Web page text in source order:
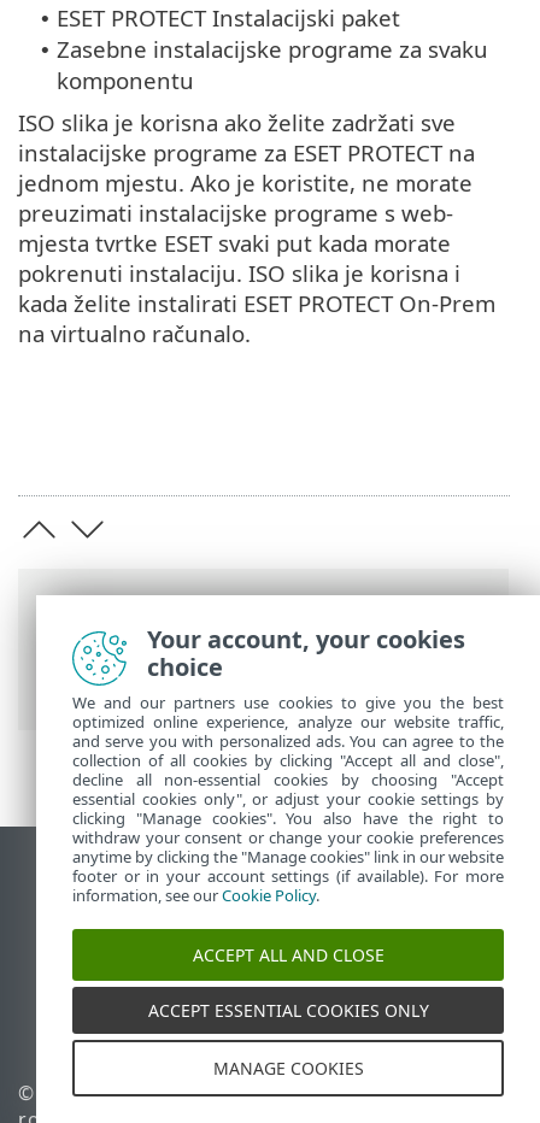
ESET-ova online pomoć > ESET PROTECT
On-Prem
Instaliraj > ISO slika
• ESET PROTECT Instalacijski paket
• Zasebne instalacijske programe za svaku
komponentu
ISO slika je korisna ako želite zadržati sve
instalacijske programe za ESET PROTECT na
jednom mjestu. Ako je koristite, ne morate
preuzimati instalacijske programe s web-
mjesta tvrtke ESET svaki put kada morate
pokrenuti instalaciju. ISO slika je korisna i
kada želite instalirati ESET PROTECT On-Prem
na virtualno računalo.
Prikaži stranicu za radnu površinu
End of Life
ESET-ova baza znanja
ESET Status Portal
Regionalna podrška
© 1992 - 2026 ESET, spol. s
Upravljanje kolačićima
Your account, your cookies
choice
We and our partners use cookies to give you the best
optimized online experience, analyze our website traffic,
and serve you with personalized ads. You can agree to the
collection of all cookies by clicking "Accept all and close",
decline all non-essential cookies by choosing "Accept
essential cookies only", or adjust your cookie settings by
clicking "Manage cookies". You also have the right to
withdraw your consent or change your cookie preferences
anytime by clicking the "Manage cookies" link in our website
footer or in your account settings (if available). For more
information, see ourCookie Policy.
ACCEPT ALL AND CLOSE
ACCEPT ESSENTIAL COOKIES ONLY
MANAGE COOKIES